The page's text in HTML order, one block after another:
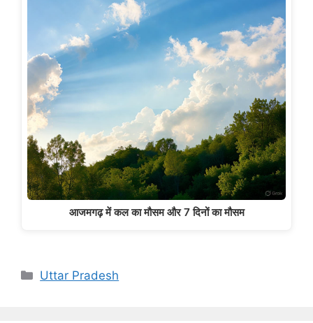
आजमगढ़ में कल का मौसम और 7 दिनों का मौसम
Categories
Uttar Pradesh